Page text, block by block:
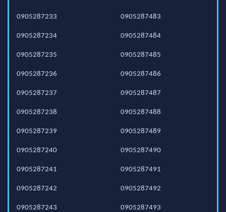
0905287233
0905287234
0905287235
0905287236
0905287237
0905287238
0905287239
0905287240
0905287241
0905287242
0905287243
0905287483
0905287484
0905287485
0905287486
0905287487
0905287488
0905287489
0905287490
0905287491
0905287492
0905287493